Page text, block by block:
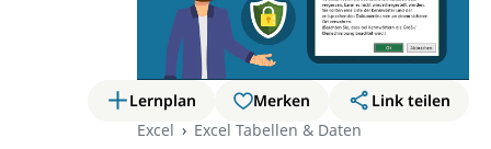
Lernplan Merken
Link teilen
Excel
Excel Tabellen & Daten